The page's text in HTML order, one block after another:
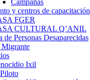
Campañas
y centros de capacitación
FGER
CULTURAL Q’ANIL
de Personas Desaparecidas
Migrante
Ixil